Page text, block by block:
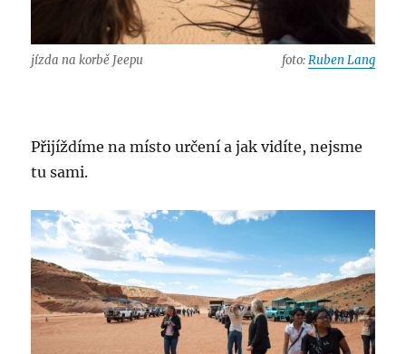
jízda na korbě Jeepu foto:Ruben Lang
Přijíždíme na místo určení a jak vidíte, nejsme
tu sami.